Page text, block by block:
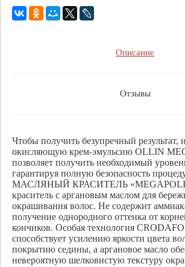
Описание
Отзывы
Чтобы получить безупречный результат,
окисляющую крем-эмульсию OLLIN
позволяет получить необходимый
гарантируя полную безопасность
МАСЛЯНЫЙ КРАСИТЕЛЬ
краситель с аргановым маслом для
окрашивания волос. Не содержит
получение однородного оттенка от
кончиков. Особая технология
способствует усилению яркости цвета
покрытию седины, а аргановое масло
невероятную шелковистую текстуру